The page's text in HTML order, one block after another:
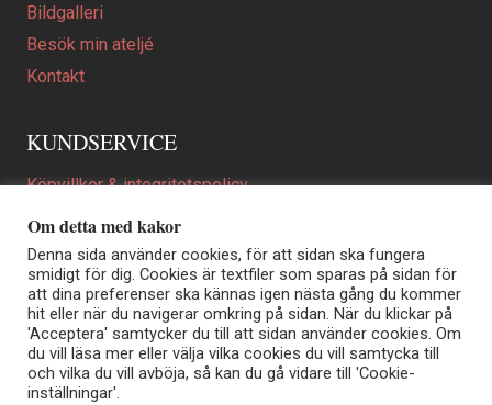
Bildgalleri
Besök min ateljé
Kontakt
KUNDSERVICE
Köpvillkor & integritetspolicy
Att beställa ett personligt utformat konstverk
En personligare gåva
FAQ
Elisabeth Biström | Akvarellkonstnär | Norrtälje
Sjöängstorpet AB, org.nr 556373-5447
Om detta med kakor
Denna sida använder cookies, för att sidan ska fungera
smidigt för dig. Cookies är textfiler som sparas på sidan för
att dina preferenser ska kännas igen nästa gång du kommer
hit eller när du navigerar omkring på sidan. När du klickar på
'Acceptera' samtycker du till att sidan använder cookies. Om
du vill läsa mer eller välja vilka cookies du vill samtycka till
och vilka du vill avböja, så kan du gå vidare till 'Cookie-
inställningar'.